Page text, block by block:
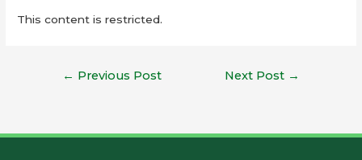
This content is restricted.
← Previous Post Next Post →